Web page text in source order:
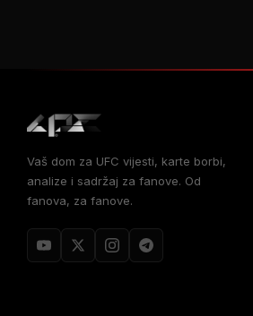
Vaš dom za UFC vijesti, karte borbi,
analize i sadržaj za fanove. Od
fanova, za fanove.